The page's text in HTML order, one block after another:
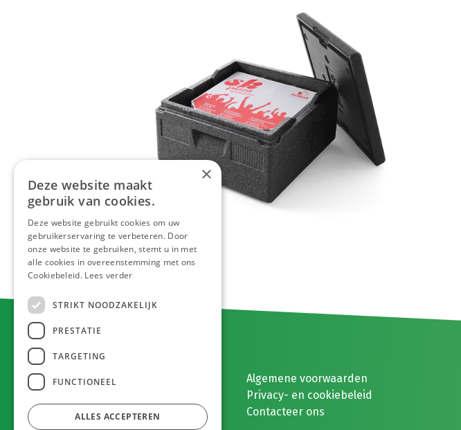
E. MEEUWISSEN BV
Gaston Eyskenslaan 2
3900 Pelt, België
Algemene voorwaarden
Privacy- en cookiebeleid
Contacteer ons
×
Deze website maakt
gebruik van cookies.
Deze website gebruikt cookies om uw
gebruikerservaring te verbeteren. Door
onze website te gebruiken, stemt u in met
alle cookies in overeenstemming met ons
Cookiebeleid. Lees verder
STRIKT NOODZAKELIJK
PRESTATIE
TARGETING
FUNCTIONEEL
ALLES ACCEPTEREN